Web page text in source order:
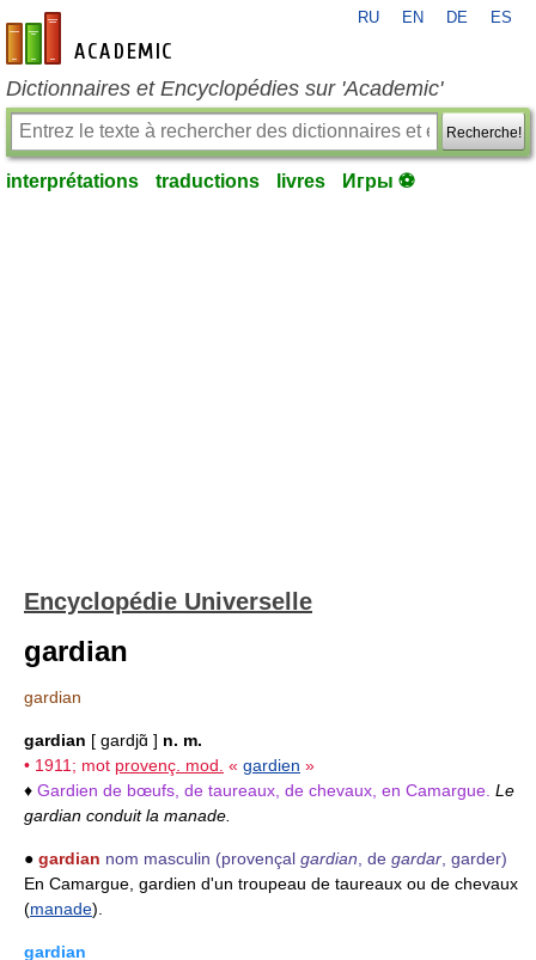
fr-academic.com
RU EN DE ES
Dictionnaires et Encyclopédies sur 'Academic'
Recherche!
interprétations traductions livres Игры ⚽
Encyclopédie Universelle
gardian
gardian
gardian [ gardjɑ̃ ] n. m.
• 1911; mot provenç. mod. « gardien »
♦ Gardien de bœufs, de taureaux, de chevaux, en Camargue. Le
gardian conduit la manade.
● gardian nom masculin (provençal gardian , de gardar , garder)
En Camargue, gardien d'un troupeau de taureaux ou de chevaux
(manade).
gardian